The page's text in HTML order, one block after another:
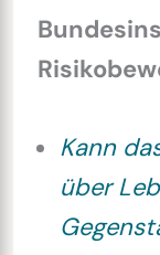
Kann
über